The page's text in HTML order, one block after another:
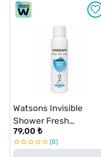
Watsons Invisible
Shower Fresh
Deodorant Sprey 150
ml
79,00 ₺
0